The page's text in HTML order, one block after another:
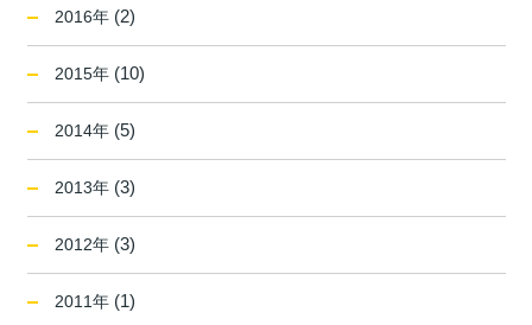
2016年 (2)
2015年 (10)
2014年 (5)
2013年 (3)
2012年 (3)
2011年 (1)